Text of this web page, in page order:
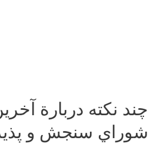
(مقاله
ای
چند نكته دربارة
شوراي سنجش و